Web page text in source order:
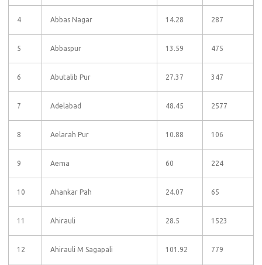
4 Abbas Nagar 14.28 287
5 Abbaspur 13.59 475
6 Abutalib Pur 27.37 347
7 Adelabad 48.45 2577
8 Aelarah Pur 10.88 106
9 Aema 60 224
10 Ahankar Pah 24.07 65
11 Ahirauli 28.5 1523
12 Ahirauli M Sagapali 101.92 779